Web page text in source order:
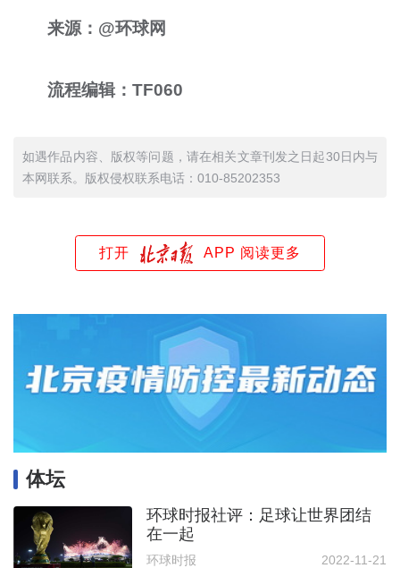
来源：@环球网
流程编辑：TF060
如遇作品内容、版权等问题，请在相关文章刊发之日起30日内与
本网联系。版权侵权联系电话：010-85202353
打开 APP 阅读更多
体坛
环球时报社评：足球让世界团结
在一起
环球时报 2022-11-21